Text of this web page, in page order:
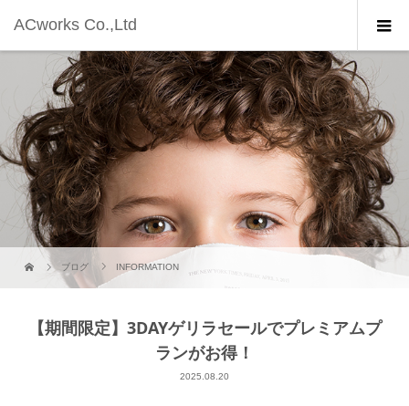
ACworks Co.,Ltd
ブログ INFORMATION
【期間限定】3DAYゲリラセールでプレミアムプ
ランがお得！
2025.08.20